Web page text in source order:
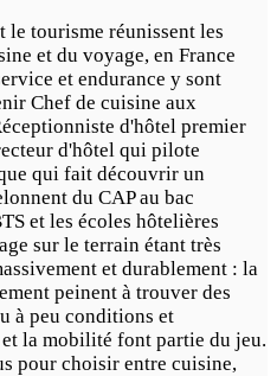
tourisme réunissent les
et du voyage, en France
et endurance y sont
Chef de cuisine aux
d'hôtel premier
d'hôtel qui pilote
qui fait découvrir un
du CAP au bac
et les écoles hôtelières
sur le terrain étant très
et durablement : la
peinent à trouver des
à peu conditions et
la mobilité font partie du jeu.
pour choisir entre cuisine,